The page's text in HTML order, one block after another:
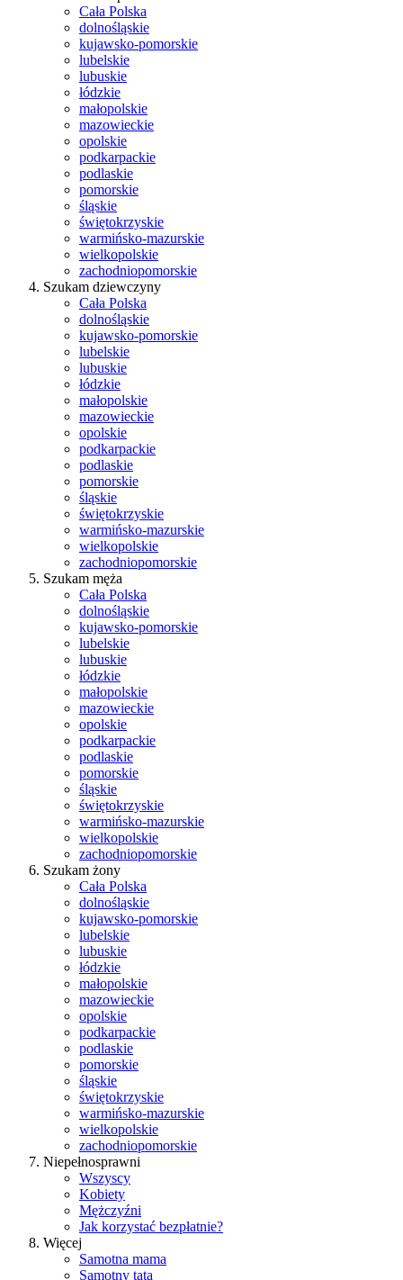
Cała Polska
dolnośląskie
kujawsko-pomorskie
lubelskie
lubuskie
łódzkie
małopolskie
mazowieckie
opolskie
podkarpackie
podlaskie
pomorskie
śląskie
świętokrzyskie
warmińsko-mazurskie
wielkopolskie
zachodniopomorskie
Szukam dziewczyny
Cała Polska
dolnośląskie
kujawsko-pomorskie
lubelskie
lubuskie
łódzkie
małopolskie
mazowieckie
opolskie
podkarpackie
podlaskie
pomorskie
śląskie
świętokrzyskie
warmińsko-mazurskie
wielkopolskie
zachodniopomorskie
Szukam męża
Cała Polska
dolnośląskie
kujawsko-pomorskie
lubelskie
lubuskie
łódzkie
małopolskie
mazowieckie
opolskie
podkarpackie
podlaskie
pomorskie
śląskie
świętokrzyskie
warmińsko-mazurskie
wielkopolskie
zachodniopomorskie
Szukam żony
Cała Polska
dolnośląskie
kujawsko-pomorskie
lubelskie
lubuskie
łódzkie
małopolskie
mazowieckie
opolskie
podkarpackie
podlaskie
pomorskie
śląskie
świętokrzyskie
warmińsko-mazurskie
wielkopolskie
zachodniopomorskie
Niepełnosprawni
Wszyscy
Kobiety
Mężczyźni
Jak korzystać bezpłatnie?
Więcej
Samotna mama
Samotny tata